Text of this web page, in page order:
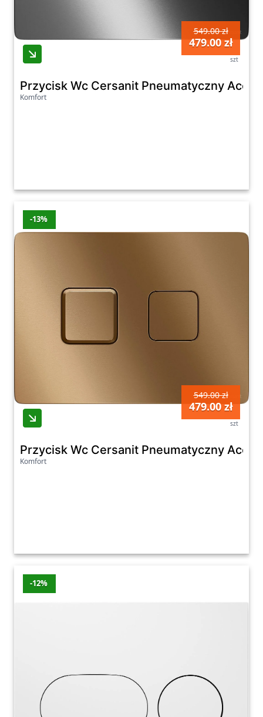
549.00 zł
479.00 zł
szt
Przycisk Wc Cersanit Pneumatyczny
Komfort
-13%
549.00 zł
479.00 zł
szt
Przycisk Wc Cersanit Pneumatyczny
Komfort
-12%